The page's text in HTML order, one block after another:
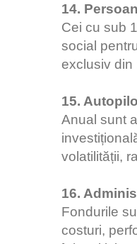
14.
Cei cu sub
social
exclusiv din
15.
Anual sunt
volatilității,
16.
Fondurile
costuri,